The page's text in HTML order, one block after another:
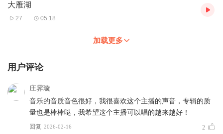
大雁湖
27 05:18
加载更多
用户评论
庄霁璇
音乐的音质音色很好，我很喜欢这个主播的声音，专辑的质
量也是棒棒哒，我希望这个主播可以唱的越来越好！
回复 2026-02-16 2